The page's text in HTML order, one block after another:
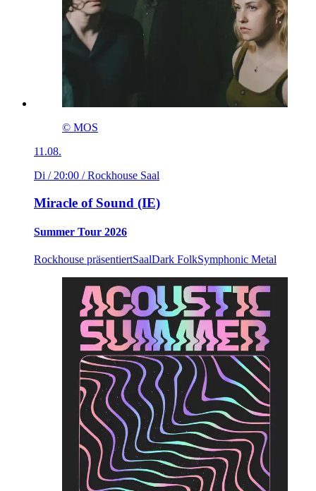
© MOS
11.08.
Di / 20:00 / Rockhouse Saal
Miracle of Sound (IE)
Summer Tour 2026
Rockhouse präsentiertSaalDark FolkSymphonic Metal